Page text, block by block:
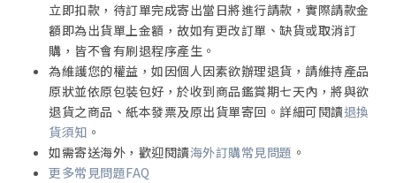
立即扣款，待訂單完成寄出當日將進行請款，實際請款金
額即為出貨單上金額，故如有更改訂單、缺貨或取消訂
購，皆不會有刷退程序產生。
為維護您的權益，如因個人因素欲辦理退貨，請維持產品
原狀並依原包裝包好，於收到商品鑑賞期七天內，將與欲
退貨之商品、紙本發票及原出貨單寄回。詳細可閱讀退換
貨須知 。
如需寄送海外，歡迎閱讀海外訂購常見問題 。
更多常見問題FAQ